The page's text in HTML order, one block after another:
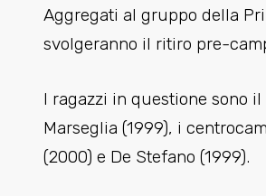
Aggregati al gruppo della
svolgeranno il ritiro pre-
I ragazzi in questione sono
Marseglia (1999), i
(2000) e De Stefano (1999).